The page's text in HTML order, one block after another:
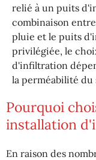
relié à un puits
combinaison
pluie et le puits
privilégiée, le
d'infiltration
la perméabilité du
Pourquoi
installation
En raison des